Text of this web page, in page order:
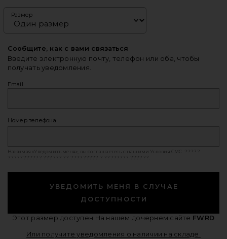
Размер
Сообщите, как с вами связаться
Введите электронную почту, телефон или оба, чтобы
получать уведомления.
Email
Номер телефона
Нажимая «Уведомить меня», вы соглашаетесь с нашими Условия СМС
УВЕДОМИТЬ МЕНЯ В СЛУЧАЕ
ДОСТУПНОСТИ
Этот размер доступен На нашем дочернем сайте FWRD
Или получите уведомления о наличии на складе.